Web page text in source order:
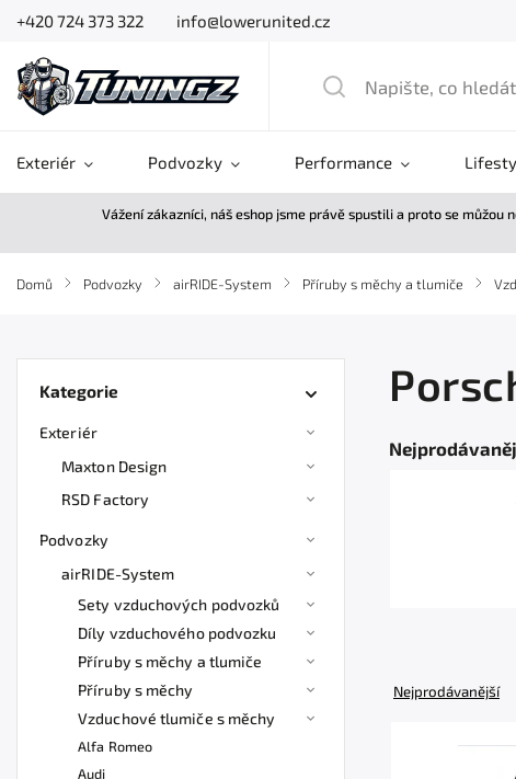
+420 724 373 322 info@lowerunited.cz
Exteriér Podvozky Performance
Vážení zákazníci, náš eshop jsme právě spustili a proto se
Domů / Podvozky / airRIDE-System / Příruby s měchy a tlumiče /
Kategorie
Exteriér
Maxton Design
RSD Factory
Podvozky
airRIDE-System
Sety vzduchových podvozků
Díly vzduchového podvozku
Příruby s měchy a tlumiče
Příruby s měchy
Vzduchové tlumiče s měchy
Alfa Romeo
Audi
Nejprodávanější